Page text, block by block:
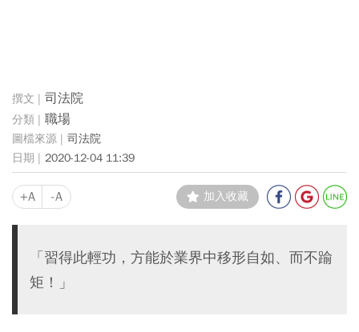
司法院
職場
司法院
2020-12-04 11:39
+A -A 加入收藏
「習得此輕功，方能於業界中移形自如、而不踰
矩！」